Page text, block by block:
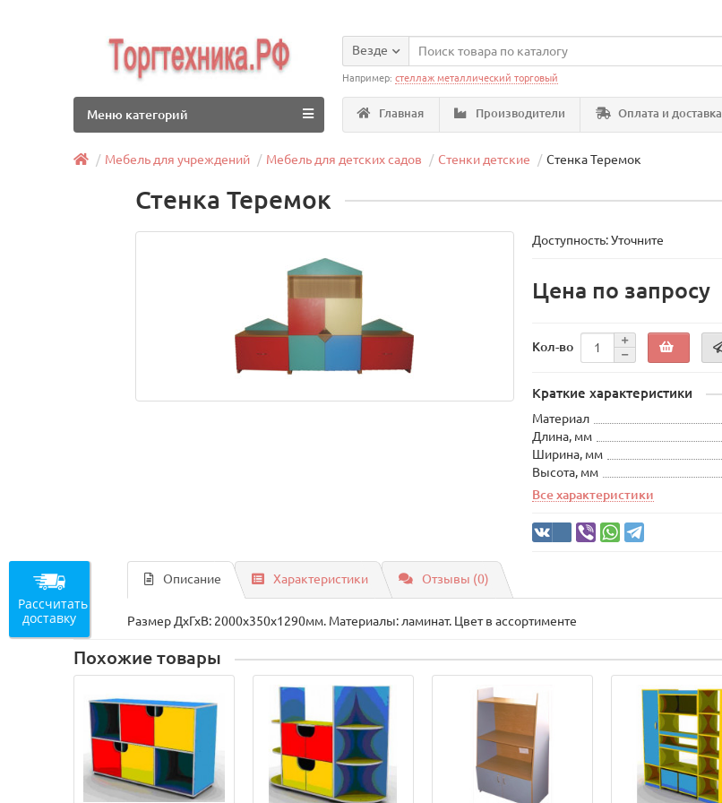
Везде
Например:стеллаж металлический торговый
Главная Производители Оплата и доставка
Меню категорий
Мебель для учреждений Мебель для детских садов Стенки детские Стенка Теремок
Стенка Теремок
Доступность: Уточните
Цена по запросу
Кол-во
Краткие характеристики
Материал
Длина, мм
Ширина, мм
Высота, мм
Все характеристики
Описание Характеристики Отзывы (0)
Размер ДхГхВ: 2000х350х1290мм. Материалы: ламинат. Цвет в ассортименте
Похожие товары
Рассчитать
доставку